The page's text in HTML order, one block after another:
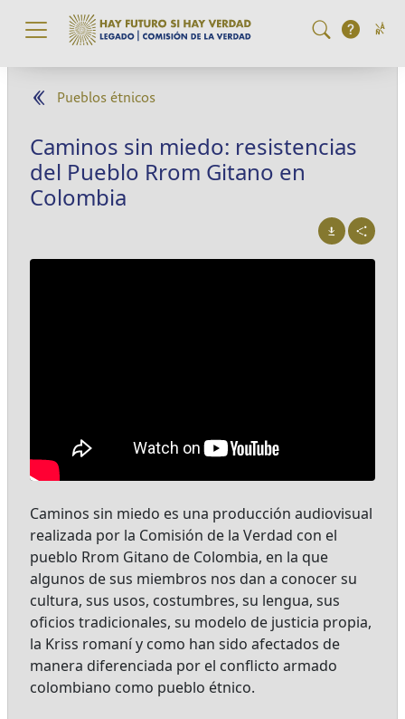
Pasar al contenido principal
Pueblos étnicos
Caminos sin miedo: resistencias
del Pueblo Rrom Gitano en
Colombia
Caminos sin miedo es una producción audiovisual
realizada por la Comisión de la Verdad con el
pueblo Rrom Gitano de Colombia, en la que
algunos de sus miembros nos dan a conocer su
cultura, sus usos, costumbres, su lengua, sus
oficios tradicionales, su modelo de justicia propia,
la Kriss romaní y como han sido afectados de
manera diferenciada por el conflicto armado
colombiano como pueblo étnico.